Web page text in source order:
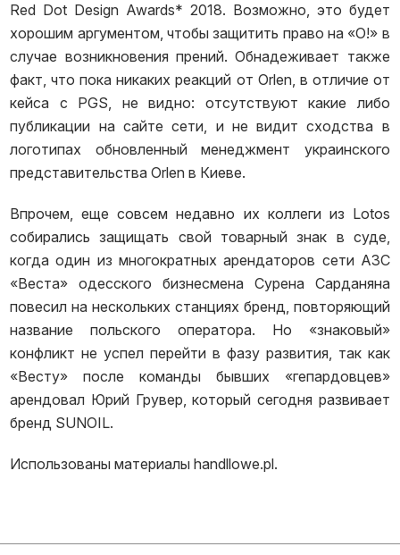
Red Dot Design Awards* 2018. Возможно, это будет
хорошим аргументом, чтобы защитить право на «О!» в
случае возникновения прений. Обнадеживает также
факт, что пока никаких реакций от Orlen, в отличие от
кейса с PGS, не видно: отсутствуют какие либо
публикации на сайте сети, и не видит сходства в
логотипах обновленный менеджмент украинского
представительства Orlen в Киеве.
Впрочем, еще совсем недавно их коллеги из Lotos
собирались защищать свой товарный знак в суде,
когда один из многократных арендаторов сети АЗС
«Веста» одесского бизнесмена Сурена Сарданяна
повесил на нескольких станциях бренд, повторяющий
название польского оператора. Но «знаковый»
конфликт не успел перейти в фазу развития, так как
«Весту» после команды бывших «гепардовцев»
арендовал Юрий Грувер, который сегодня развивает
бренд SUNOIL.
Использованы материалы handllowe.pl.